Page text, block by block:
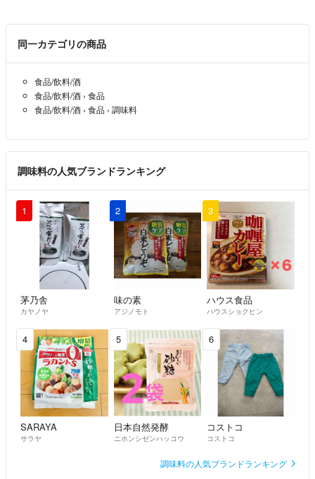
[品名] 調合七色唐辛子
[内容量] 約70g、約50g、他各種
ハバネロ、ブートジョロキア
キャロライナリーパー
和歌山県有田川町特産「ぶどう山椒」
八重山諸島特産「島胡椒（ピパーチ）」など
各地の名産品も御座います。
※個別の調合により材料の選択やその
調合比率が変わります。
[保存] 製品到着後、速やかに冷凍庫
での保存をお願い致します。
常温での保存はお控え下さい。
同一カテゴリの商品
食品/飲料/酒
食品/飲料/酒 › 食品
食品/飲料/酒 › 食品 › 調味料
調味料の人気ブランドランキング
1
茅乃舎
カヤノヤ
2
味の素
アジノモト
3
ハウス食品
ハウスショクヒン
4
SARAYA
サラヤ
5
日本自然発酵
ニホンシゼンハッコウ
6
コストコ
コストコ
調味料の人気ブランドランキング